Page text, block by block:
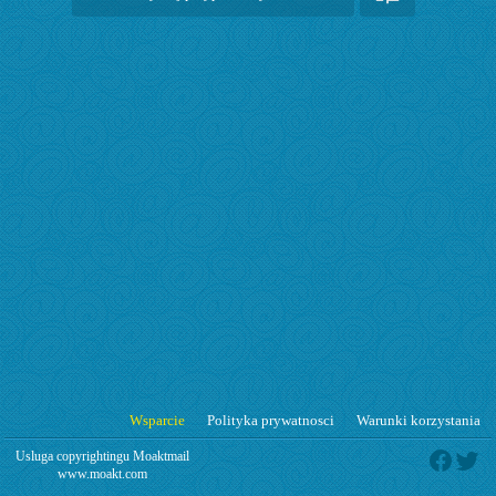
Warunki korzystania
Polityka prywatnosci
Wsparcie
Usluga copyrightingu Moaktmail
www.moakt.com